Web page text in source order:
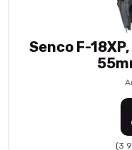
Senco F-
(3